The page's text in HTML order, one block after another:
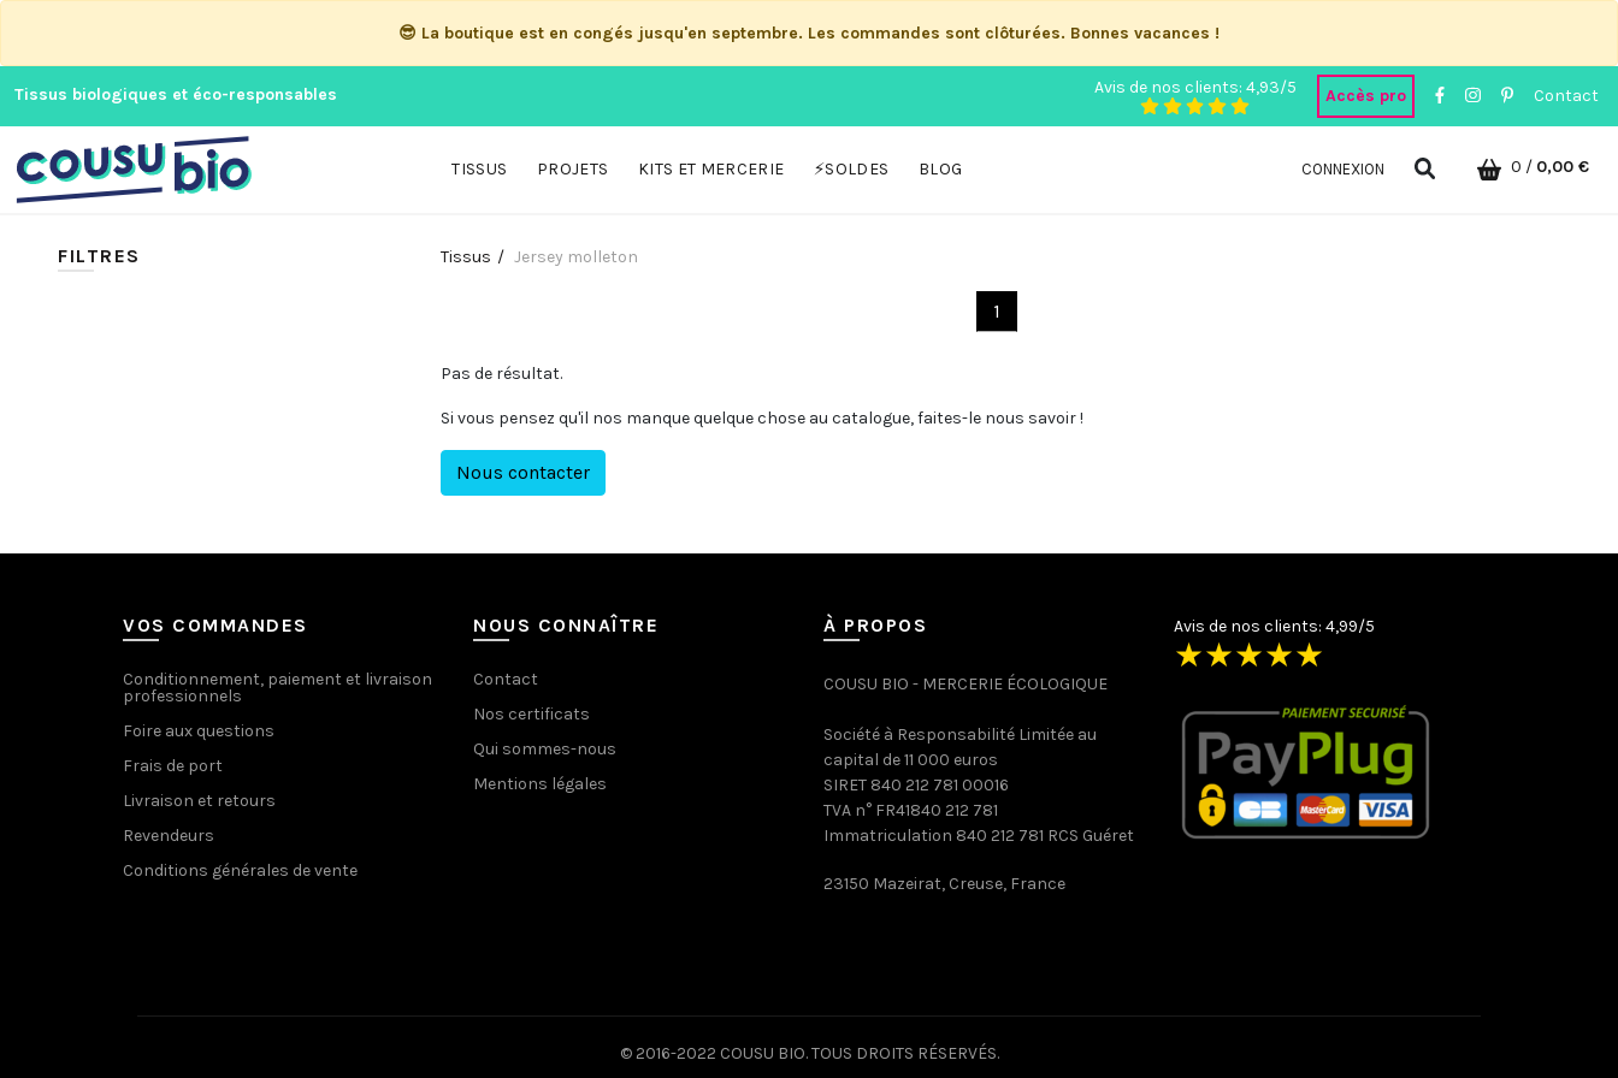
😎 La boutique est en congés jusqu'en septembre. Les commandes sont clôturées. Bonnes vacances !
Tissus biologiques et éco-responsables Avis de nos clients: 4,93/5 Accès pro Contact
TISSUS PROJETS KITS ET MERCERIE ⚡SOLDES BLOG CONNEXION 0 / 0,00 €
FILTRES Tissus Jersey molleton
1
Pas de résultat.
Si vous pensez qu'il nos manque quelque chose au catalogue, faites-le nous savoir !
Nous contacter
VOS COMMANDES
Conditionnement, paiement et livraison
professionnels
Foire aux questions
Frais de port
Livraison et retours
Revendeurs
Conditions générales de vente
NOUS CONNAÎTRE
Contact
Nos certificats
Qui sommes-nous
Mentions légales
À PROPOS
COUSU BIO - MERCERIE ÉCOLOGIQUE
Société à Responsabilité Limitée au
capital de 11 000 euros
SIRET 840 212 781 00016
TVA n° FR41840 212 781
Immatriculation 840 212 781 RCS Guéret
23150 Mazeirat, Creuse, France
Avis de nos clients: 4,99/5
★★★★★
© 2016-2022 COUSU BIO. TOUS DROITS RÉSERVÉS.